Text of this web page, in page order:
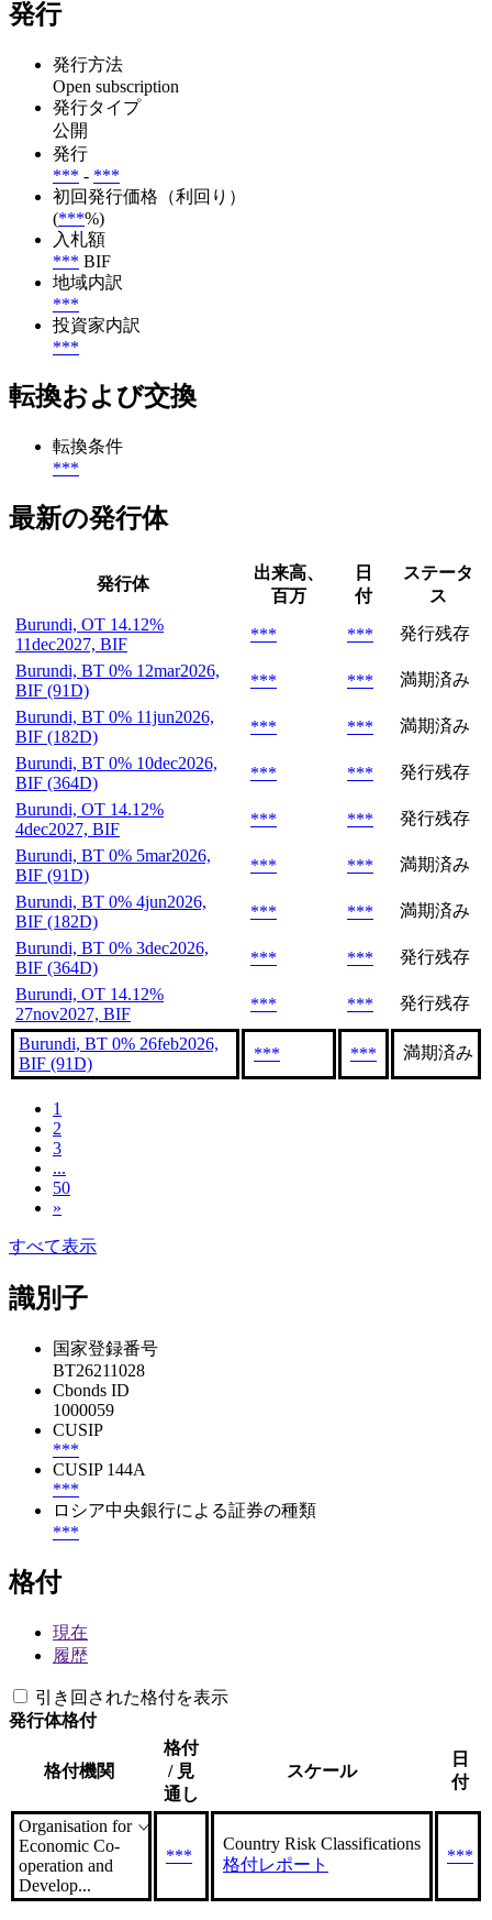
発行
発行方法
Open subscription
発行タイプ
公開
発行
*** - ***
初回発行価格（利回り）
(***%)
入札額
*** BIF
地域内訳
***
投資家内訳
***
転換および交換
転換条件
***
最新の発行体
発行体
出来高、
百万
日
付
ステータ
ス
Burundi, OT 14.12%
11dec2027, BIF
*** ***
発行残存
Burundi, BT 0% 12mar2026,
BIF (91D)
*** ***
満期済み
Burundi, BT 0% 11jun2026,
BIF (182D)
*** ***
満期済み
Burundi, BT 0% 10dec2026,
BIF (364D)
*** ***
発行残存
Burundi, OT 14.12%
4dec2027, BIF
*** ***
発行残存
Burundi, BT 0% 5mar2026,
BIF (91D)
*** ***
満期済み
Burundi, BT 0% 4jun2026,
BIF (182D)
*** ***
満期済み
Burundi, BT 0% 3dec2026,
BIF (364D)
*** ***
発行残存
Burundi, OT 14.12%
27nov2027, BIF
*** *** 発行残存
Burundi, BT 0% 26feb2026,
BIF (91D)
*** *** 満期済み
1
2
3
...
50
»
すべて表示
識別子
国家登録番号
BT26211028
Cbonds ID
1000059
CUSIP
***
CUSIP 144A
***
ロシア中央銀行による証券の種類
***
格付
現在
履歴
引き回された格付を表示
発行体格付
格付機関
格付
/ 見
通し
スケール
日
付
Organisation for
Economic Co-
operation and
Develop...
***
Country Risk Classifications
格付レポート
***